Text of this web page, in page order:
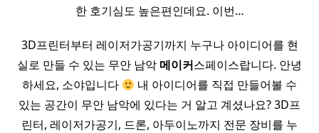
한 호기심도 높은편인데요. 이번…
3D프린터부터 레이저가공기까지 누구나 아이디어를 현
실로 만들 수 있는 무안 남악 메이커스페이스랍니다. 안녕
하세요, 소야입니다
내 아이디어를 직접 만들어볼 수
있는 공간이 무안 남악에 있다는 거 알고 계셨나요? 3D프
린터, 레이저가공기, 드론, 아두이노까지 전문 장비를 누